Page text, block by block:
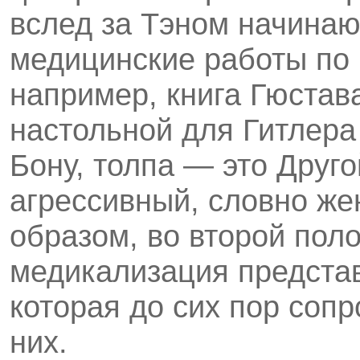
вслед за Тэном
медицинские работы
например, книга
настольной для
Бону, толпа — это
агрессивный, словно
образом, во второй
медикализация
которая до сих пор
них.